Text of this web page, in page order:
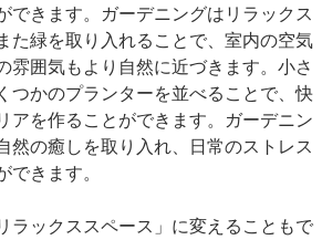
できます。ガーデニングはリラックス
た緑を取り入れることで、室内の空気
雰囲気もより自然に近づきます。小さ
つかのプランターを並べることで、快
アを作ることができます。ガーデニン
然の癒しを取り入れ、日常のストレス
きます。
ラックススペース」に変えることもで